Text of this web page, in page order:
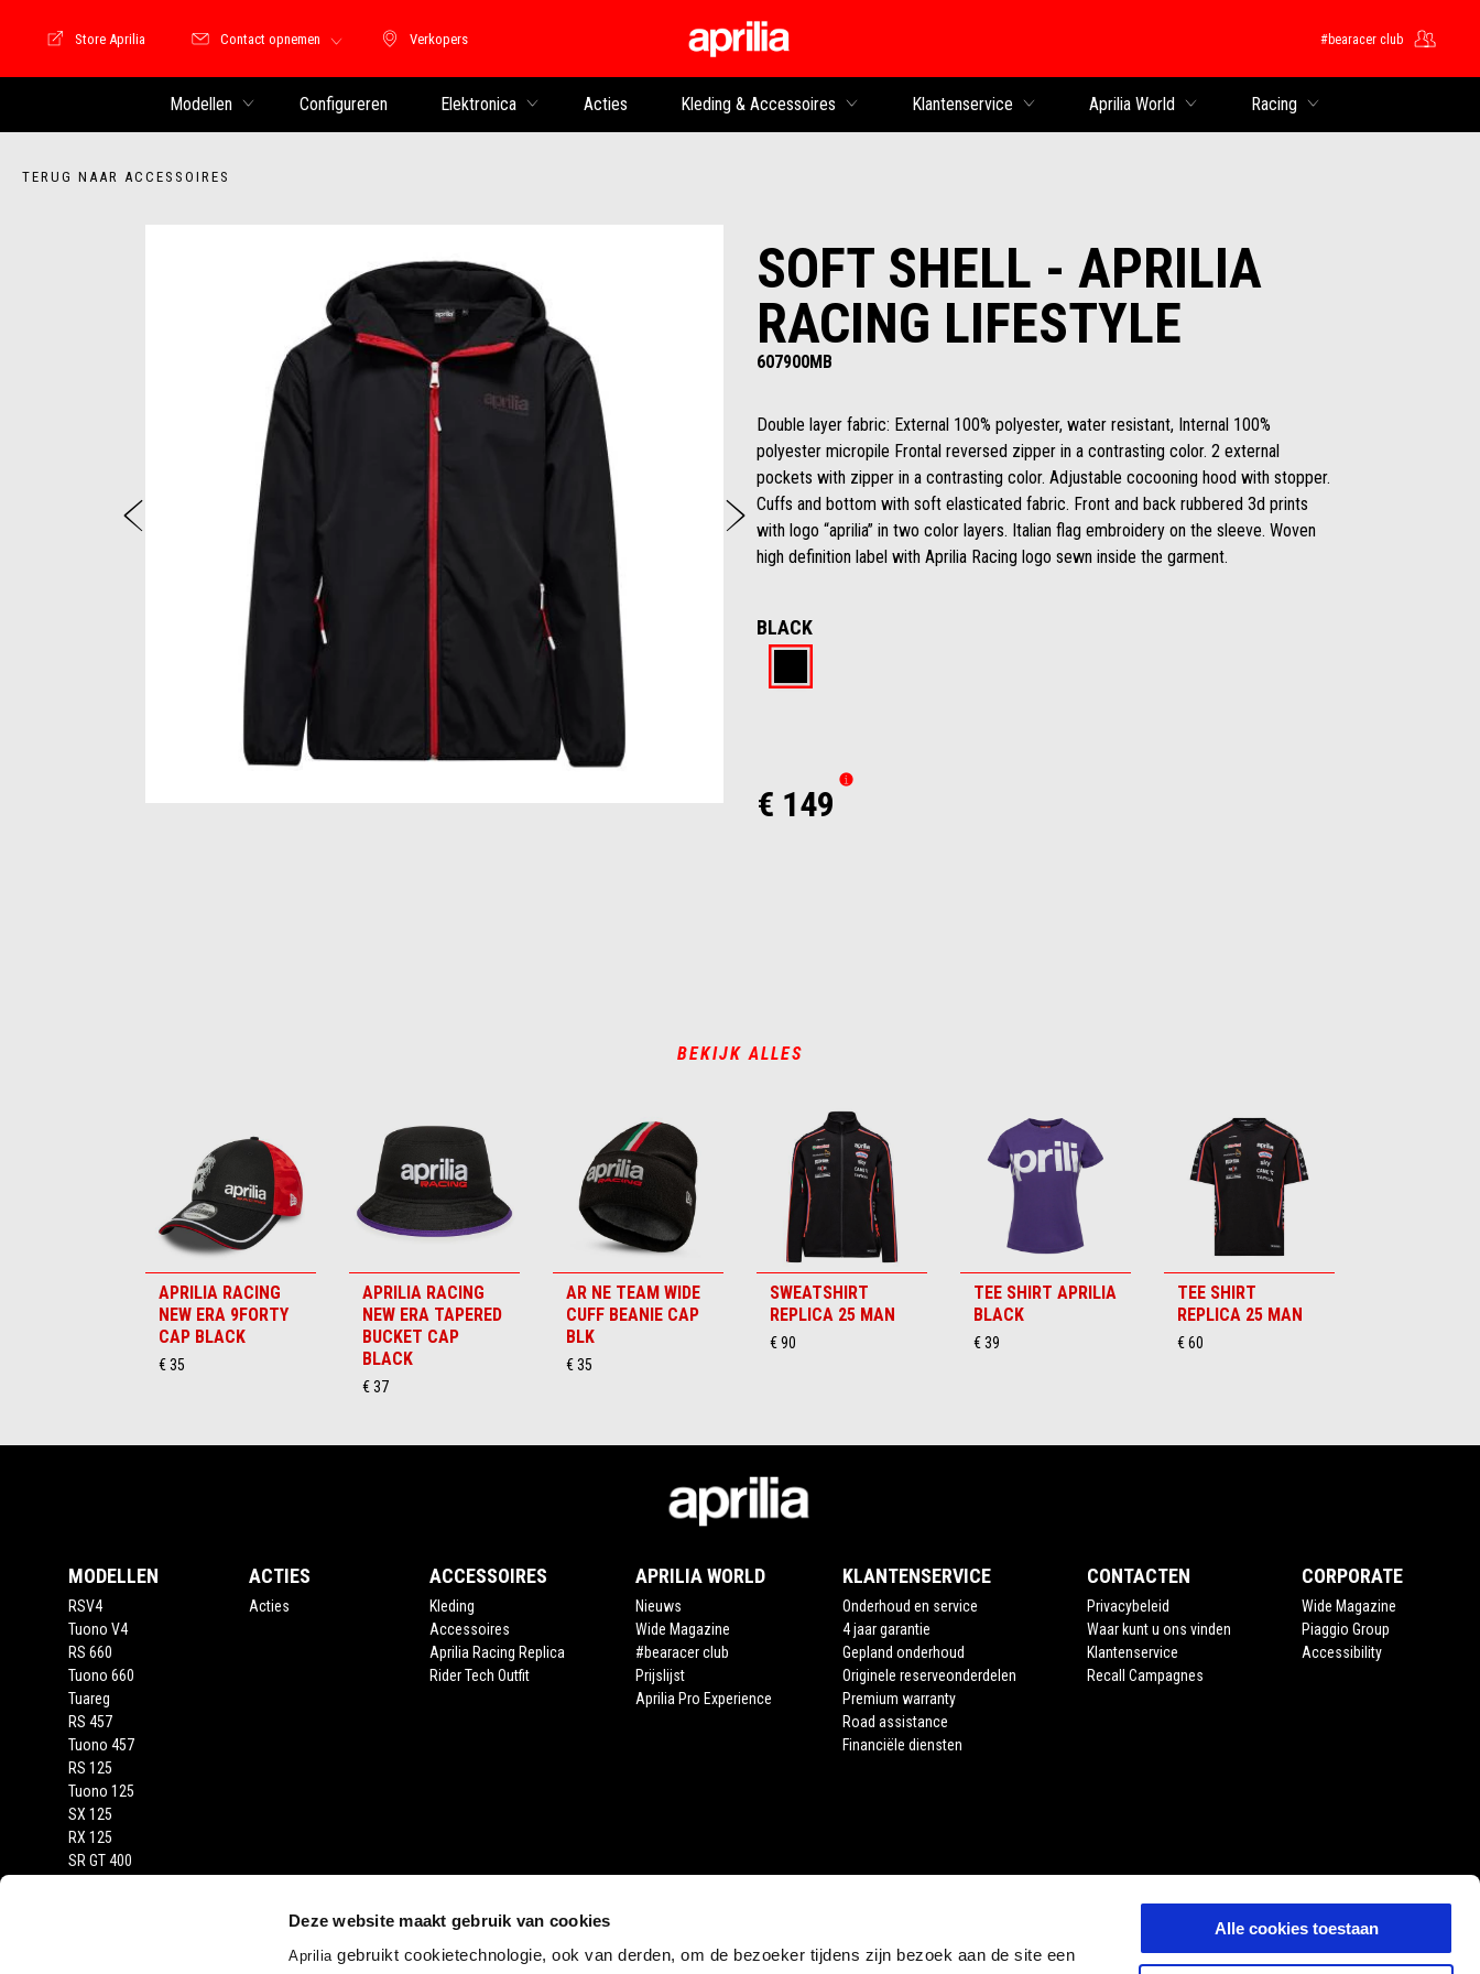
Deze website maakt gebruik van cookies
Apriliagebruikt cookietechnologie, ook van derden, om de bezoeker tijdens zijn bezoek aan de site een
Alle cookies toestaan
Verkopers
Verkopers
Store Motoguzzi
Store Aprilia Contact opnemen #bearacer club
Modellen Configureren Elektronica Acties Kleding & Accessoires Klantenservice Aprilia World Racing
TERUG NAAR ACCESSOIRES
SOFT SHELL - APRILIA
RACING LIFESTYLE
607900MB
Double layer fabric: External 100% polyester, water resistant, Internal 100%
polyester micropile Frontal reversed zipper in a contrasting color. 2 external
pockets with zipper in a contrasting color. Adjustable cocooning hood with stopper.
Cuffs and bottom with soft elasticated fabric. Front and back rubbered 3d prints
with logo “aprilia” in two color layers. Italian flag embroidery on the sleeve. Woven
high definition label with Aprilia Racing logo sewn inside the garment.
BLACK
De volgende
€ 149
BEKIJK ALLES
APRILIA RACING
NEW ERA 9FORTY
CAP BLACK
€ 35
APRILIA RACING
NEW ERA TAPERED
BUCKET CAP
BLACK
€ 37
AR NE TEAM WIDE
CUFF BEANIE CAP
BLK
€ 35
SWEATSHIRT
REPLICA 25 MAN
€ 90
TEE SHIRT APRILIA
BLACK
€ 39
TEE SHIRT
REPLICA 25 MAN
€ 60
MODELLEN
RSV4
Tuono V4
RS 660
Tuono 660
Tuareg
RS 457
Tuono 457
RS 125
Tuono 125
SX 125
RX 125
SR GT 400
ACTIES
Acties
ACCESSOIRES
Kleding
Accessoires
Aprilia Racing Replica
Rider Tech Outfit
APRILIA WORLD
Nieuws
Wide Magazine
#bearacer club
Prijslijst
Aprilia Pro Experience
KLANTENSERVICE
Onderhoud en service
4 jaar garantie
Gepland onderhoud
Originele reserveonderdelen
Premium warranty
Road assistance
Financiële diensten
CONTACTEN
Privacybeleid
Waar kunt u ons vinden
Klantenservice
Recall Campagnes
CORPORATE
Wide Magazine
Piaggio Group
Accessibility